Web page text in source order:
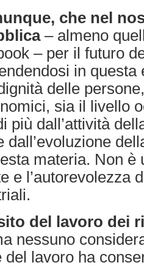
che nel
– almeno
– per il futuro
in questa
delle
sia il livello
più dall’attività
dall’evoluzione
materia. Non è
e l’autorevolezza
del lavoro dei
nessuno
del lavoro ha